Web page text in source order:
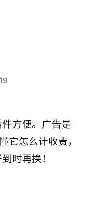
方便。广告是
它怎么计收费，
时再换！